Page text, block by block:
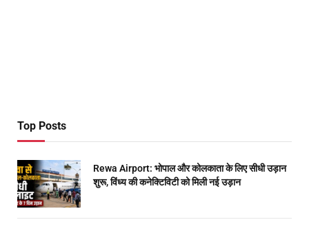
Top Posts
Rewa Airport: भोपाल और कोलकाता के लिए सीधी उड़ान
शुरू, विंध्य की कनेक्टिविटी को मिली नई उड़ान